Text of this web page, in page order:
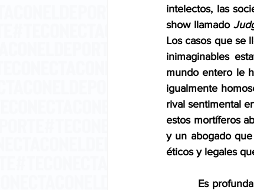
intelectos, las
show llamado
Los casos que se
inimaginables
mundo entero le
igualmente
rival sentimental
estos mortíferos
y un abogado
éticos y legales
Es